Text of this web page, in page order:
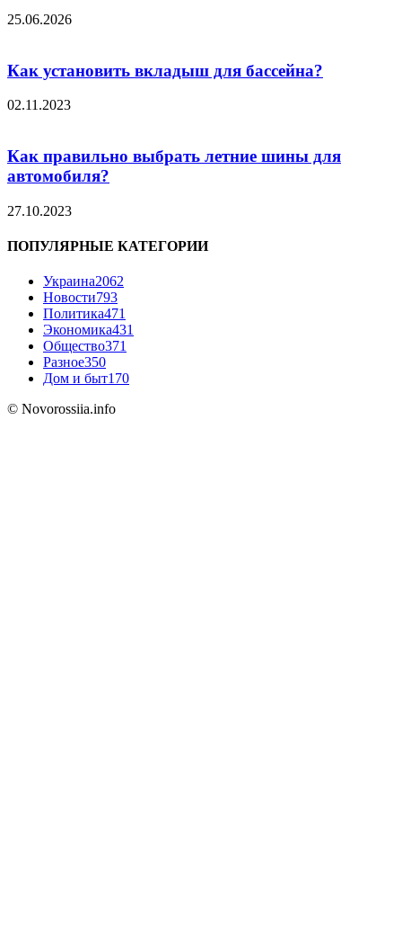
25.06.2026
Как установить вкладыш для бассейна?
02.11.2023
Как правильно выбрать летние шины для
автомобиля?
27.10.2023
ПОПУЛЯРНЫЕ КАТЕГОРИИ
Украина2062
Новости793
Политика471
Экономика431
Общество371
Разное350
Дом и быт170
© Novorossiia.info